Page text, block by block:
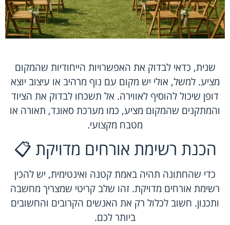
שנית, כדאי לבדוק את האפשרויות הייחודיות שהמקום
מציע. למשל, אולי יש מקום עם נוף מרהיב או עיצוב יוצא
דופן שיכול להוסיף לאווירה. אל תשכחו לבדוק את הציוד
והמתקנים שהמקום מציע, כמו מערכת סאונד, תאורה או
מטבח מקצועי.
הכנת רשימת אורחים מדויקת 📋
כדי שהחתונה תהיה באמת קטנה ואינטימית, יש להכין
רשימת אורחים מדויקת. זהו שלב קריטי שמצריך מחשבה
ותכנון. חשוב לכלול רק את האנשים הקרובים והחשובים
ביותר לכם.